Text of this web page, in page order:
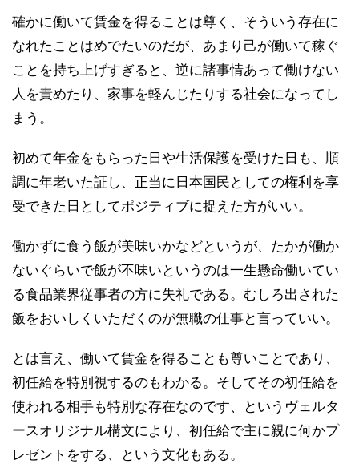
確かに働いて賃金を得ることは尊く、そういう存在に
なれたことはめでたいのだが、あまり己が働いて稼ぐ
ことを持ち上げすぎると、逆に諸事情あって働けない
人を責めたり、家事を軽んじたりする社会になってし
まう。
初めて年金をもらった日や生活保護を受けた日も、順
調に年老いた証し、正当に日本国民としての権利を享
受できた日としてポジティブに捉えた方がいい。
働かずに食う飯が美味いかなどというが、たかが働か
ないぐらいで飯が不味いというのは一生懸命働いてい
る食品業界従事者の方に失礼である。むしろ出された
飯をおいしくいただくのが無職の仕事と言っていい。
とは言え、働いて賃金を得ることも尊いことであり、
初任給を特別視するのもわかる。そしてその初任給を
使われる相手も特別な存在なのです、というヴェルタ
ースオリジナル構文により、初任給で主に親に何かプ
レゼントをする、という文化もある。